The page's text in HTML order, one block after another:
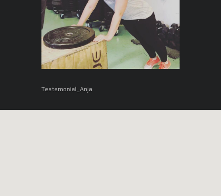
Testemonial_Anja